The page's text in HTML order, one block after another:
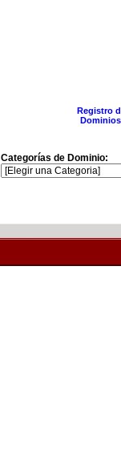
Registro
Categorías de Dominio: